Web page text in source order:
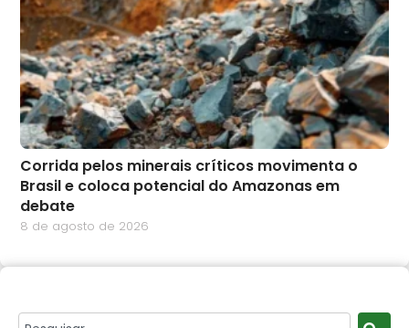
Corrida pelos minerais críticos movimenta o
Brasil e coloca potencial do Amazonas em
debate
8 de agosto de 2026